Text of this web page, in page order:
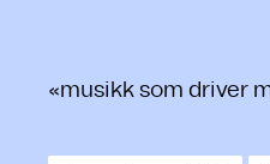
«musikk som driver